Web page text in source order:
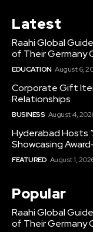
Latest
Raahi Global
of Their Germany
EDUCATION August 6,
Corporate Gift
Relationships
BUSINESS August 4,
Hyderabad Hosts
Showcasing
FEATURED August 1,
Popular
Raahi Global
of Their Germany